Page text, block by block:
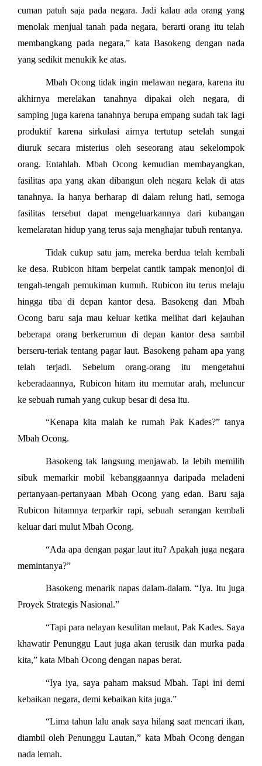
cuman patuh saja pada negara. Jadi kalau ada orang yang
menolak menjual tanah pada negara, berarti orang itu telah
membangkang pada negara,” kata Basokeng dengan nada
yang sedikit menukik ke atas.
Mbah Ocong tidak ingin melawan negara, karena itu
akhirnya merelakan tanahnya dipakai oleh negara, di
samping juga karena tanahnya berupa empang sudah tak lagi
produktif karena sirkulasi airnya tertutup setelah sungai
diuruk secara misterius oleh seseorang atau sekelompok
orang. Entahlah. Mbah Ocong kemudian membayangkan,
fasilitas apa yang akan dibangun oleh negara kelak di atas
tanahnya. Ia hanya berharap di dalam relung hati, semoga
fasilitas tersebut dapat mengeluarkannya dari kubangan
kemelaratan hidup yang terus saja menghajar tubuh rentanya.
Tidak cukup satu jam, mereka berdua telah kembali
ke desa. Rubicon hitam berpelat cantik tampak menonjol di
tengah-tengah pemukiman kumuh. Rubicon itu terus melaju
hingga tiba di depan kantor desa. Basokeng dan Mbah
Ocong baru saja mau keluar ketika melihat dari kejauhan
beberapa orang berkerumun di depan kantor desa sambil
berseru-teriak tentang pagar laut. Basokeng paham apa yang
telah terjadi. Sebelum orang-orang itu mengetahui
keberadaannya, Rubicon hitam itu memutar arah, meluncur
ke sebuah rumah yang cukup besar di desa itu.
“Kenapa kita malah ke rumah Pak Kades?” tanya
Mbah Ocong.
Basokeng tak langsung menjawab. Ia lebih memilih
sibuk memarkir mobil kebanggaannya daripada meladeni
pertanyaan-pertanyaan Mbah Ocong yang edan. Baru saja
Rubicon hitamnya terparkir rapi, sebuah serangan kembali
keluar dari mulut Mbah Ocong.
“Ada apa dengan pagar laut itu? Apakah juga negara
memintanya?”
Basokeng menarik napas dalam-dalam. “Iya. Itu juga
Proyek Strategis Nasional.”
“Tapi para nelayan kesulitan melaut, Pak Kades. Saya
khawatir Penunggu Laut juga akan terusik dan murka pada
kita,” kata Mbah Ocong dengan napas berat.
“Iya iya, saya paham maksud Mbah. Tapi ini demi
kebaikan negara, demi kebaikan kita juga.”
“Lima tahun lalu anak saya hilang saat mencari ikan,
diambil oleh Penunggu Lautan,” kata Mbah Ocong dengan
nada lemah.